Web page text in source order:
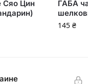
Сяо Цин
ГАБА
145₴